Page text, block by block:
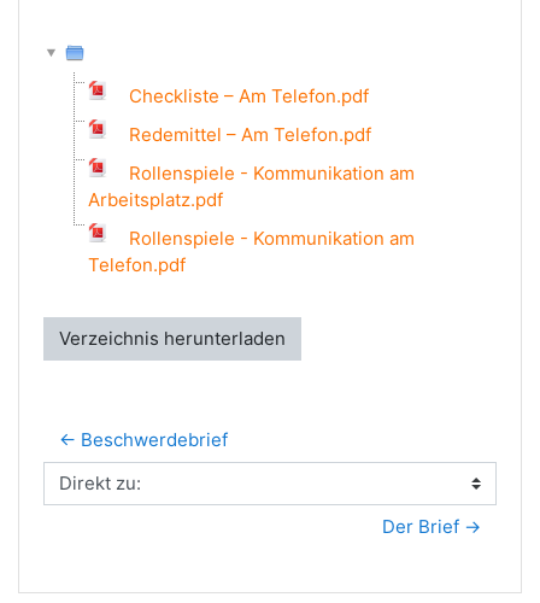
Checkliste – Am Telefon.pdf
Redemittel – Am Telefon.pdf
Rollenspiele - Kommunikation am
Arbeitsplatz.pdf
Rollenspiele - Kommunikation am
Telefon.pdf
Verzeichnis herunterladen
← Beschwerdebrief
Direkt zu:
Der Brief →